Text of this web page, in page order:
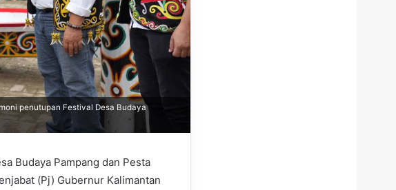
penutupan Festival Desa Budaya
Budaya Pampang dan Pesta
(Pj) Gubernur Kalimantan